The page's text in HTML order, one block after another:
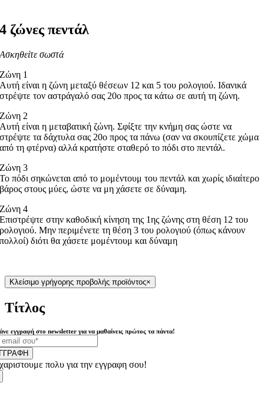
4 ζώνες πεντάλ
Ασκηθείτε σωστά
Ζώνη 1
Αυτή είναι η ζώνη μεταξύ θέσεων 12 και 5 του ρολογιού. Ιδανικά
στρέψτε τον αστράγαλό σας 20o προς τα κάτω σε αυτή τη ζώνη.
Ζώνη 2
Αυτή είναι η μεταβατική ζώνη. Σφίξτε την κνήμη σας ώστε να
στρέψτε τα δάχτυλα σας 20o προς τα πάνω (σαν να σκουπίζετε χώμα
από τη φτέρνα) αλλά κρατήστε σταθερό το πόδι στο πεντάλ.
Ζώνη 3
Το πόδι σηκώνεται από το μομέντουμ του πεντάλ και χωρίς ιδιαίτερο
βάρος στους μύες, ώστε να μη χάσετε σε δύναμη.
Ζώνη 4
Επιστρέψτε στην καθοδική κίνηση της 1ης ζώνης στη θέση 12 του
ρολογιού. Μην περιμένετε τη θέση 3 του ρολογιού (όπως κάνουν
πολλοί) διότι θα χάσετε μομέντουμ και δύναμη
Κλείσιμο γρήγορης προβολής προϊόντος×
Τίτλος
εγγραφή στο newsletter για να μαθαίνεις πρώτος τα πάντα!
πολυ για την εγγραφη σου!